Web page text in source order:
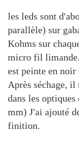
les leds sont
parallèle) sur
Kohms sur
micro fil
est peinte en noir
Après séchage,
dans les
mm) J'ai ajouté
finition.